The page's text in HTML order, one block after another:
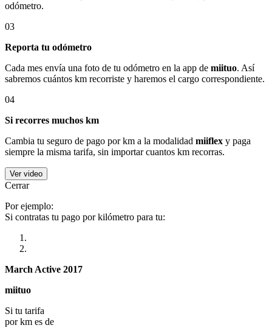
odómetro.
03
Reporta tu odómetro
Cada mes envía una foto de tu odómetro en la app de miituo. Así
sabremos cuántos km recorriste y haremos el cargo correspondiente.
04
Si recorres muchos km
Cambia tu seguro de pago por km a la modalidad miiflex y paga
siempre la misma tarifa, sin importar cuantos km recorras.
Ver video
Cerrar
Por ejemplo:
Si contratas tu pago por kilómetro para tu:
March Active 2017
miituo
Si tu tarifa
por km es de